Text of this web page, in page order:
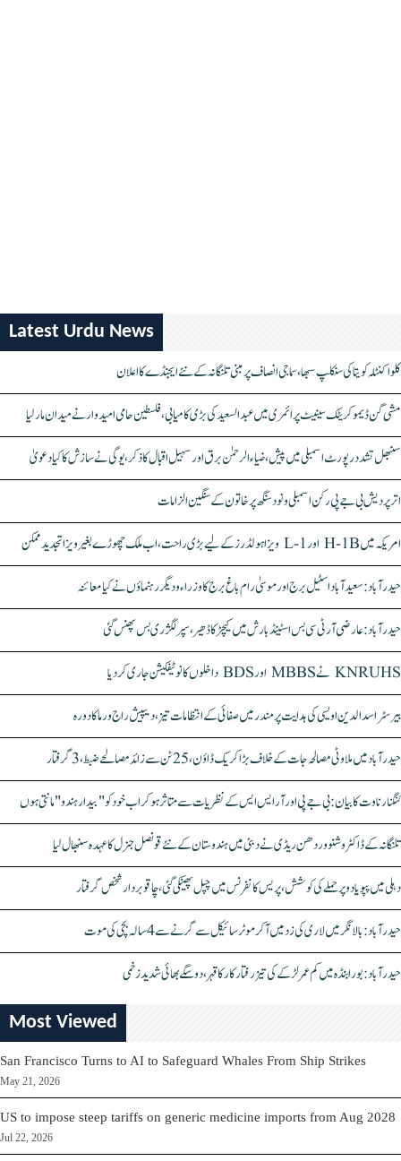
Latest Urdu News
کلواکنٹلہ کویتا کی سنکلپ سبھا، سماجی انصاف پر مبنی تلنگانہ کے نئے ایجنڈے کا اعلان
مشی گن ڈیموکریٹک سینیٹ پرائمری میں عبدالسعید کی بڑی کامیابی، فلسطین حامی امیدوار نے میدان مار لیا
سنبھل تشدد رپورٹ اسمبلی میں پیش، ضیاء الرحمٰن برق اور سہیل اقبال کا ذکر، یوگی نے سازش کا کیا دعویٰ
اتر پردیش بی جے پی رکن اسمبلی ونود سنگھ پر خاتون کے سنگین الزامات
امریکہ میں H-1B اور L-1 ویزا ہولڈرز کے لیے بڑی راحت، اب ملک چھوڑے بغیر ویزا تجدید ممکن
حیدرآباد: سعیدآباد اسٹیل برج اور موسیٰ رام باغ برج کا وزراء و دیگر رہنماؤں نے کیا معائنہ
حیدرآباد: عارضی آر ٹی سی بس اسٹینڈ بارش میں کیچڑ کا ڈھیر، سپر لگژری بس پھنس گئی
KNRUHS نے MBBS اور BDS داخلوں کا نوٹیفکیشن جاری کر دیا
بیرسٹر اسدالدین اویسی کی ہدایت پر مندر میں صفائی کے انتظامات تیز، دیپیش راج ورما کا دورہ
حیدرآباد میں ملاوٹی مصالحہ جات کے خلاف بڑا کریک ڈاؤن، 25 ٹن سے زائد مصالحے ضبط، 3 گرفتار
کنگنا رناوت کا بیان: بی جے پی اور آر ایس ایس کے نظریات سے متاثر ہو کر اب خود کو "بیدار ہندو" مانتی ہوں
تلنگانہ کے ڈاکٹر وشنو وردھن ریڈی نے دبئی میں ہندوستان کے نئے قونصل جنرل کا عہدہ سنبھال لیا
دہلی میں پپو یادو پر حملے کی کوشش، پریس کانفرنس میں چپل پھینکی گئی، چاقو بردار شخص گرفتار
حیدرآباد: بالا نگر میں لاری کی زد میں آکر موٹرسائیکل سے گرنے سے 4 سالہ بچی کی موت
حیدرآباد: بورابنڈہ میں کم عمر لڑکے کی تیز رفتار کار کا قہر، دو سگے بھائی شدید زخمی
Most Viewed
San Francisco Turns to AI to Safeguard Whales From Ship Strikes
May 21, 2026
US to impose steep tariffs on generic medicine imports from Aug 2028
Jul 22, 2026